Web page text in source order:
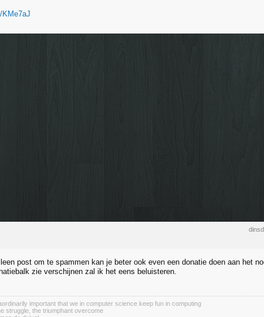
KMe7aJ
post om te spammen kan je beter ook even een donatie doen aan het
zie verschijnen zal ik het eens beluisteren.
important that we in computer science keep fun in computing
struggle, the triumphant overcome